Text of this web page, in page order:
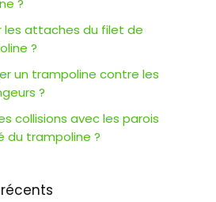
?
attaches du filet de
?
un trampoline contre les
?
collisions avec les parois
du trampoline ?